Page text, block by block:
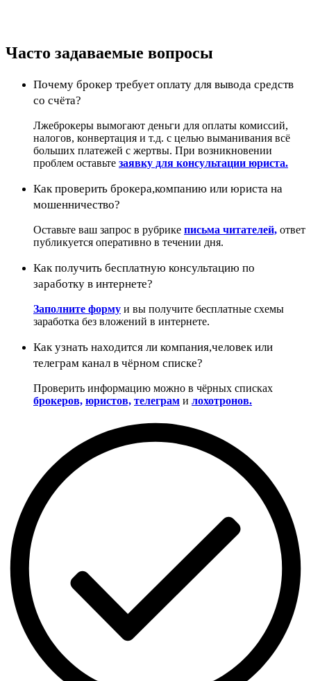
Часто задаваемые вопросы
Почему брокер требует оплату для вывода средств
со счёта?
Лжеброкеры вымогают деньги для оплаты комиссий,
налогов, конвертация и т.д. с целью выманивания всё
больших платежей с жертвы. При возникновении
проблем оставьте заявку для консультации юриста.
Как проверить брокера,компанию или юриста на
мошенничество?
Оставьте ваш запрос в рубрике письма читателей, ответ
публикуется оперативно в течении дня.
Как получить бесплатную консультацию по
заработку в интернете?
Заполните форму и вы получите бесплатные схемы
заработка без вложений в интернете.
Как узнать находится ли компания,человек или
телеграм канал в чёрном списке?
Проверить информацию можно в чёрных списках
брокеров, юристов, телеграм и лохотронов.